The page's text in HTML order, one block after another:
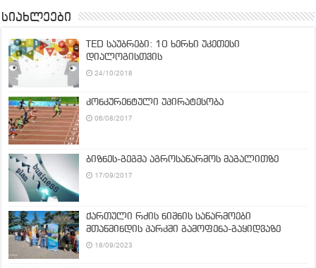
სიახლეები
TED საუბრები: 10 ხერხი უკეთესი
დიალოგისთვის
24/10/2018
კონკურენტული უპირატესობა
06/08/2017
ბიზნეს-გეგმა აგროსაწარმოს მაგალითზე
17/09/2017
ქართული რძის ნიშნის საწარმოები
მთაწმინდის პარკში გამოფენა-გაყიდვაზე
18/09/2023